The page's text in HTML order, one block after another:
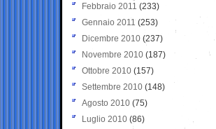
Febbraio 2011 (233)
Gennaio 2011 (253)
Dicembre 2010 (237)
Novembre 2010 (187)
Ottobre 2010 (157)
Settembre 2010 (148)
Agosto 2010 (75)
Luglio 2010 (86)